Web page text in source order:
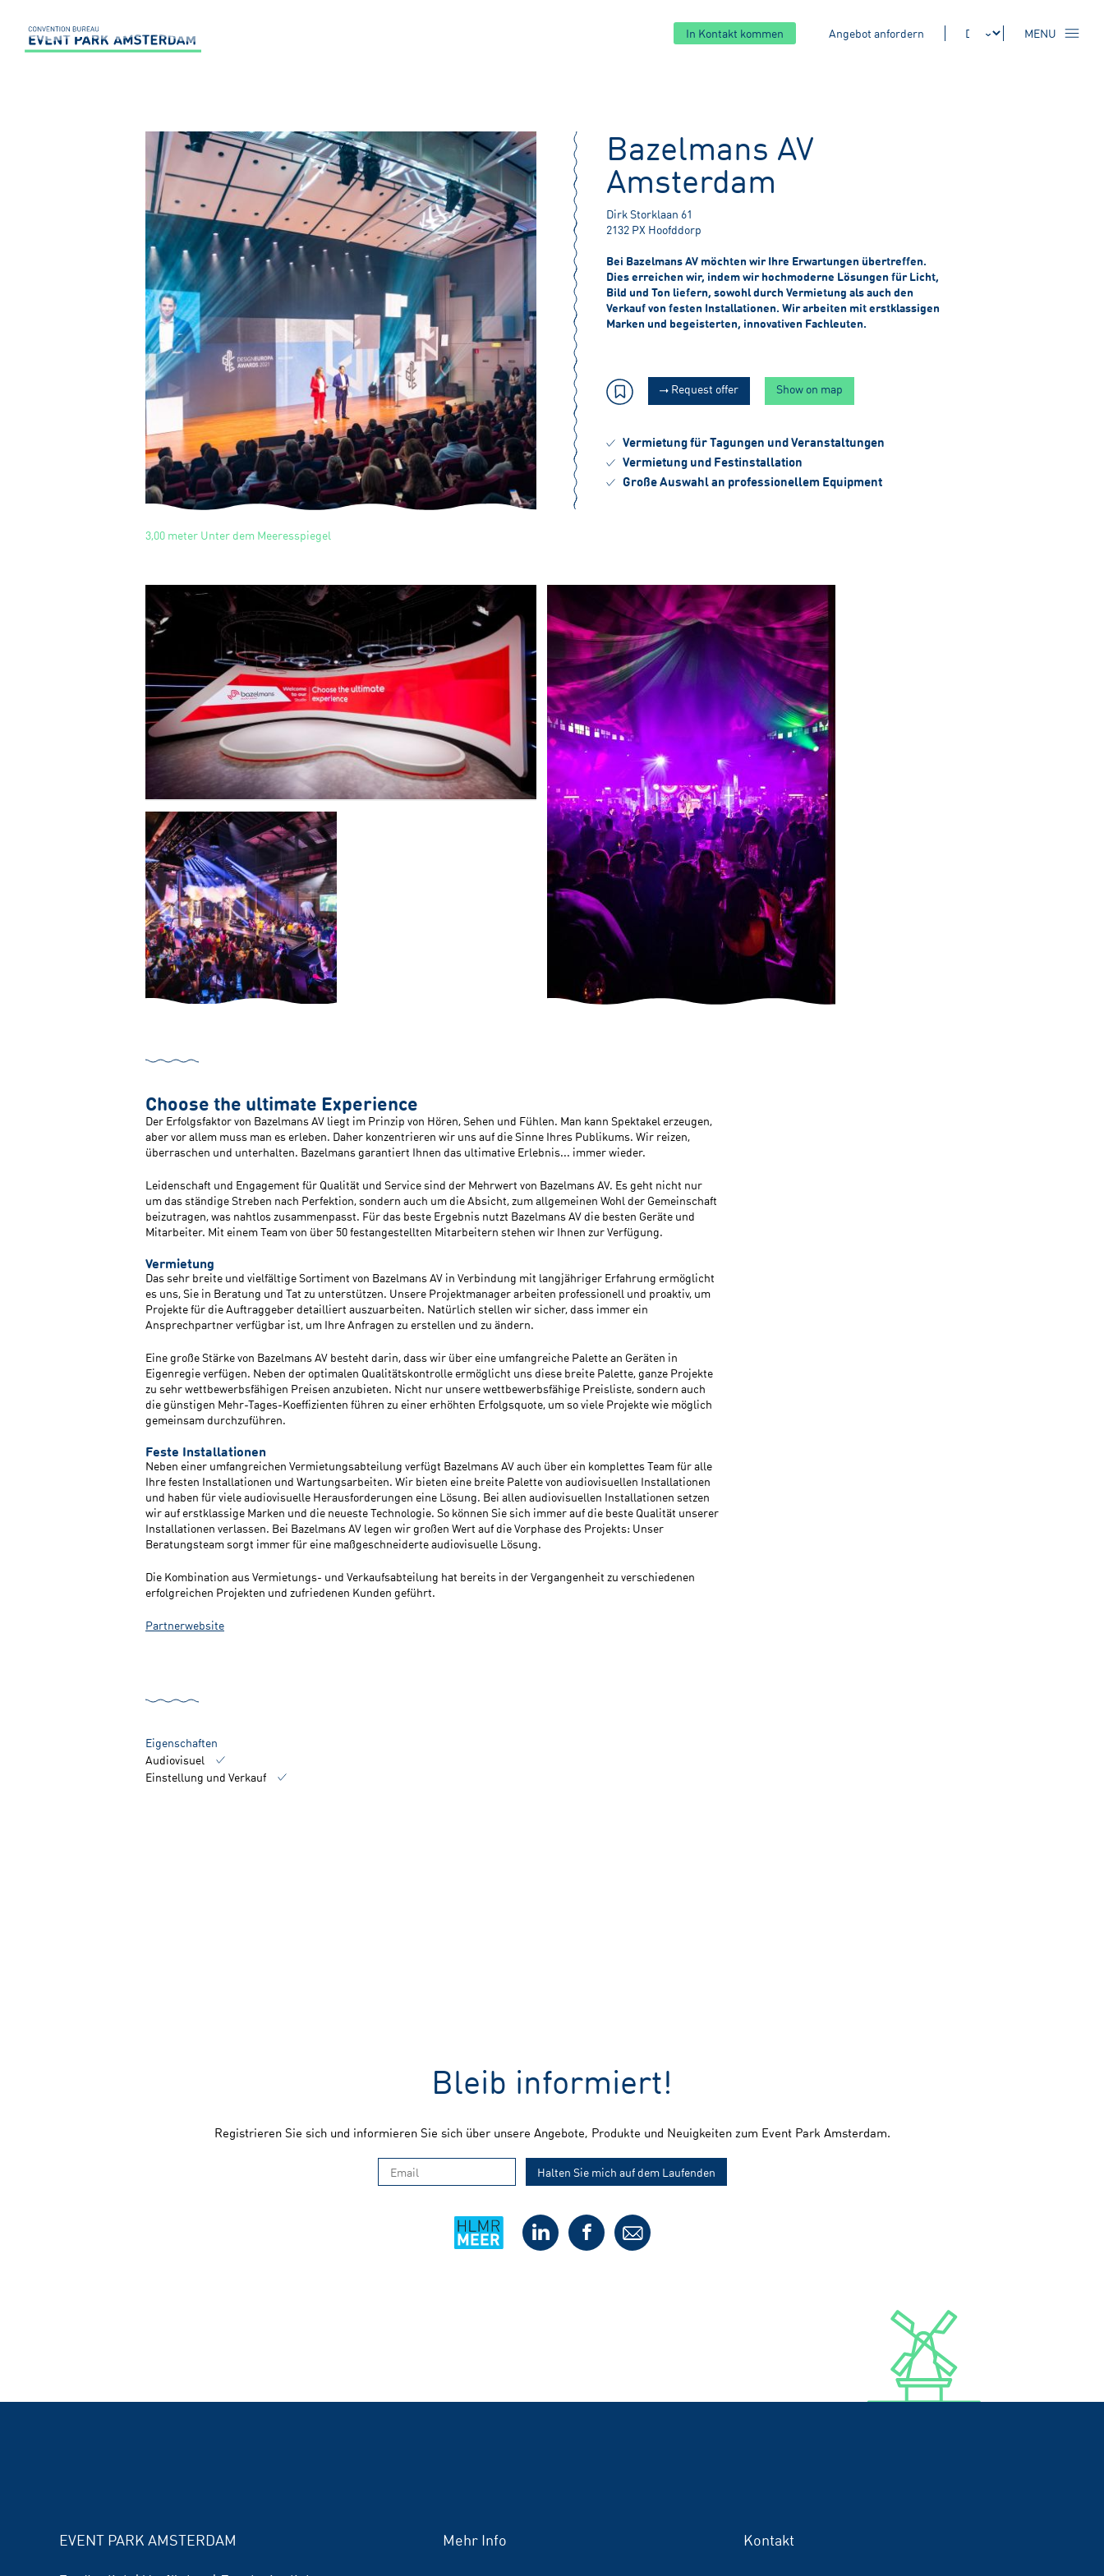
In Kontakt kommen Angebot anfordern MENU
3,00 meter Unter dem Meeresspiegel
Bazelmans AV
Amsterdam
Dirk Storklaan 61
2132 PX Hoofddorp
Bei Bazelmans AV möchten wir Ihre Erwartungen übertreffen.
Dies erreichen wir, indem wir hochmoderne Lösungen für Licht,
Bild und Ton liefern, sowohl durch Vermietung als auch den
Verkauf von festen Installationen. Wir arbeiten mit erstklassigen
Marken und begeisterten, innovativen Fachleuten.
Request offer Show on map
Vermietung für Tagungen und Veranstaltungen
Vermietung und Festinstallation
Große Auswahl an professionellem Equipment
Choose the ultimate Experience
Der Erfolgsfaktor von Bazelmans AV liegt im Prinzip von Hören, Sehen und Fühlen. Man kann Spektakel erzeugen,
aber vor allem muss man es erleben. Daher konzentrieren wir uns auf die Sinne Ihres Publikums. Wir reizen,
überraschen und unterhalten. Bazelmans garantiert Ihnen das ultimative Erlebnis... immer wieder.
Leidenschaft und Engagement für Qualität und Service sind der Mehrwert von Bazelmans AV. Es geht nicht nur
um das ständige Streben nach Perfektion, sondern auch um die Absicht, zum allgemeinen Wohl der Gemeinschaft
beizutragen, was nahtlos zusammenpasst. Für das beste Ergebnis nutzt Bazelmans AV die besten Geräte und
Mitarbeiter. Mit einem Team von über 50 festangestellten Mitarbeitern stehen wir Ihnen zur Verfügung.
Vermietung
Das sehr breite und vielfältige Sortiment von Bazelmans AV in Verbindung mit langjähriger Erfahrung ermöglicht
es uns, Sie in Beratung und Tat zu unterstützen. Unsere Projektmanager arbeiten professionell und proaktiv, um
Projekte für die Auftraggeber detailliert auszuarbeiten. Natürlich stellen wir sicher, dass immer ein
Ansprechpartner verfügbar ist, um Ihre Anfragen zu erstellen und zu ändern.
Eine große Stärke von Bazelmans AV besteht darin, dass wir über eine umfangreiche Palette an Geräten in
Eigenregie verfügen. Neben der optimalen Qualitätskontrolle ermöglicht uns diese breite Palette, ganze Projekte
zu sehr wettbewerbsfähigen Preisen anzubieten. Nicht nur unsere wettbewerbsfähige Preisliste, sondern auch
die günstigen Mehr-Tages-Koeffizienten führen zu einer erhöhten Erfolgsquote, um so viele Projekte wie möglich
gemeinsam durchzuführen.
Feste Installationen
Neben einer umfangreichen Vermietungsabteilung verfügt Bazelmans AV auch über ein komplettes Team für alle
Ihre festen Installationen und Wartungsarbeiten. Wir bieten eine breite Palette von audiovisuellen Installationen
und haben für viele audiovisuelle Herausforderungen eine Lösung. Bei allen audiovisuellen Installationen setzen
wir auf erstklassige Marken und die neueste Technologie. So können Sie sich immer auf die beste Qualität unserer
Installationen verlassen. Bei Bazelmans AV legen wir großen Wert auf die Vorphase des Projekts: Unser
Beratungsteam sorgt immer für eine maßgeschneiderte audiovisuelle Lösung.
Die Kombination aus Vermietungs- und Verkaufsabteilung hat bereits in der Vergangenheit zu verschiedenen
erfolgreichen Projekten und zufriedenen Kunden geführt.
Partnerwebsite
Eigenschaften
Audiovisuel
Einstellung und Verkauf
Bleib informiert!
Registrieren Sie sich und informieren Sie sich über unsere Angebote, Produkte und Neuigkeiten zum Event Park Amsterdam.
EVENT PARK AMSTERDAM Mehr Info Kontakt